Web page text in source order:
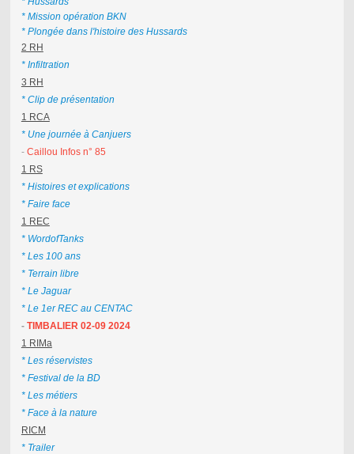
* Mission opération BKN
* Plongée dans l'histoire des Hussards
2 RH
* Infiltration
3 RH
* Clip de présentation
1 RCA
* Une journée à Canjuers
- Caillou Infos n° 85
1 RS
* Histoires et explications
* Faire face
1 REC
* WordofTanks
* Les 100 ans
* Terrain libre
* Le Jaguar
* Le 1er REC au CENTAC
- TIMBALIER 02-09 2024
1 RIMa
* Les réservistes
* Festival de la BD
* Les métiers
* Face à la nature
RICM
* Trailer